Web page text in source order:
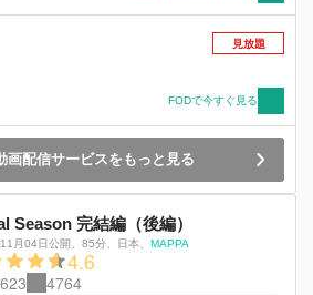
向こうには海があって、海の向こうには自
ある。ずっとそう信じてた……」 壁の中の
が、初めて辿り着いた海。 果てしなく広が
ン・イェーガーの物語は、新たな局面を迎え
見放題
FODで今すぐ見る
画配信サービスをもっと見る
Season 完結編（後編）
月04日公開 85分 日本 MAPPA
4.6
4764